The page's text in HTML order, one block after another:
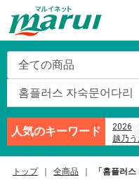
人気のキーワード 2026
越乃
越後
トップ 全商品 「홈플러